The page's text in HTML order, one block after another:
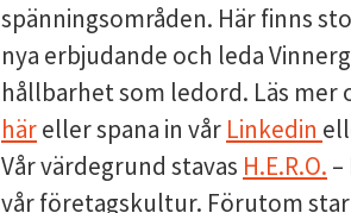
spänningsområden. Här finns
nya erbjudande och leda
hållbarhet som ledord. Läs mer
häreller spana in vår Linkedin
Vår värdegrund stavas H.E.R.O.
vår företagskultur. Förutom